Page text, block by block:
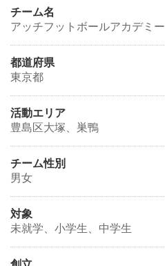
チーム名
アッチフットボールアカデミー
都道府県
東京都
活動エリア
豊島区大塚、巣鴨
チーム性別
男女
対象
未就学、小学生、中学生